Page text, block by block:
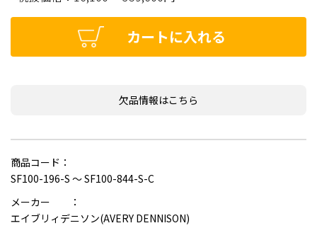
カートに入れる
欠品情報はこちら
商品コード：
SF100-196-S ～ SF100-844-S-C
メーカー ：
エイブリィデニソン(AVERY DENNISON)